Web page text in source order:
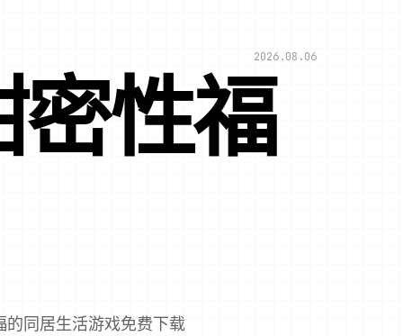
2026.08.06
性福
同居生活游戏免费下载